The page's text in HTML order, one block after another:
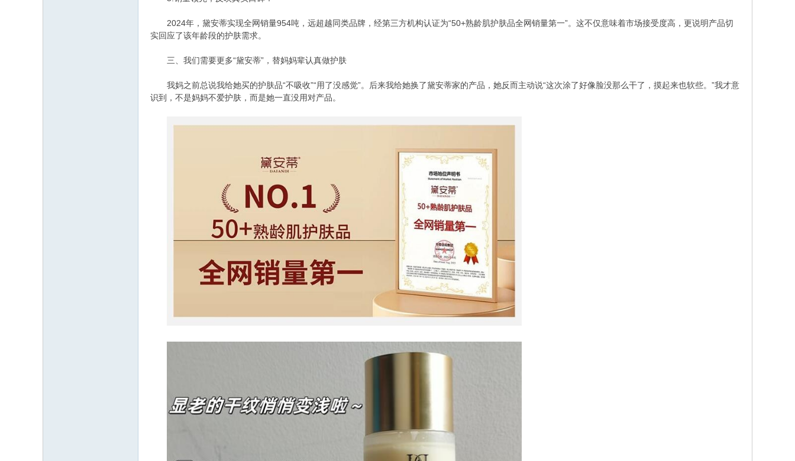
2024年，黛安蒂实现全网销量954吨，远超越同类品牌，经第三方机构认证为“50+熟龄肌护肤品全网销量第一”。这不仅意味着市场接受度高，更说明产品切
实回应了该年龄段的护肤需求。
三、我们需要更多“黛安蒂”，替妈妈辈认真做护肤
我妈之前总说我给她买的护肤品“不吸收”“用了没感觉”。后来我给她换了黛安蒂家的产品，她反而主动说“这次涂了好像脸没那么干了，摸起来也软些。”我才意
识到，不是妈妈不爱护肤，而是她一直没用对产品。